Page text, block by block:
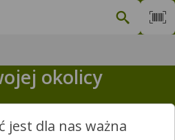
Koszyk
okolicy
w 11 122 aptekach
jest dla nas ważna